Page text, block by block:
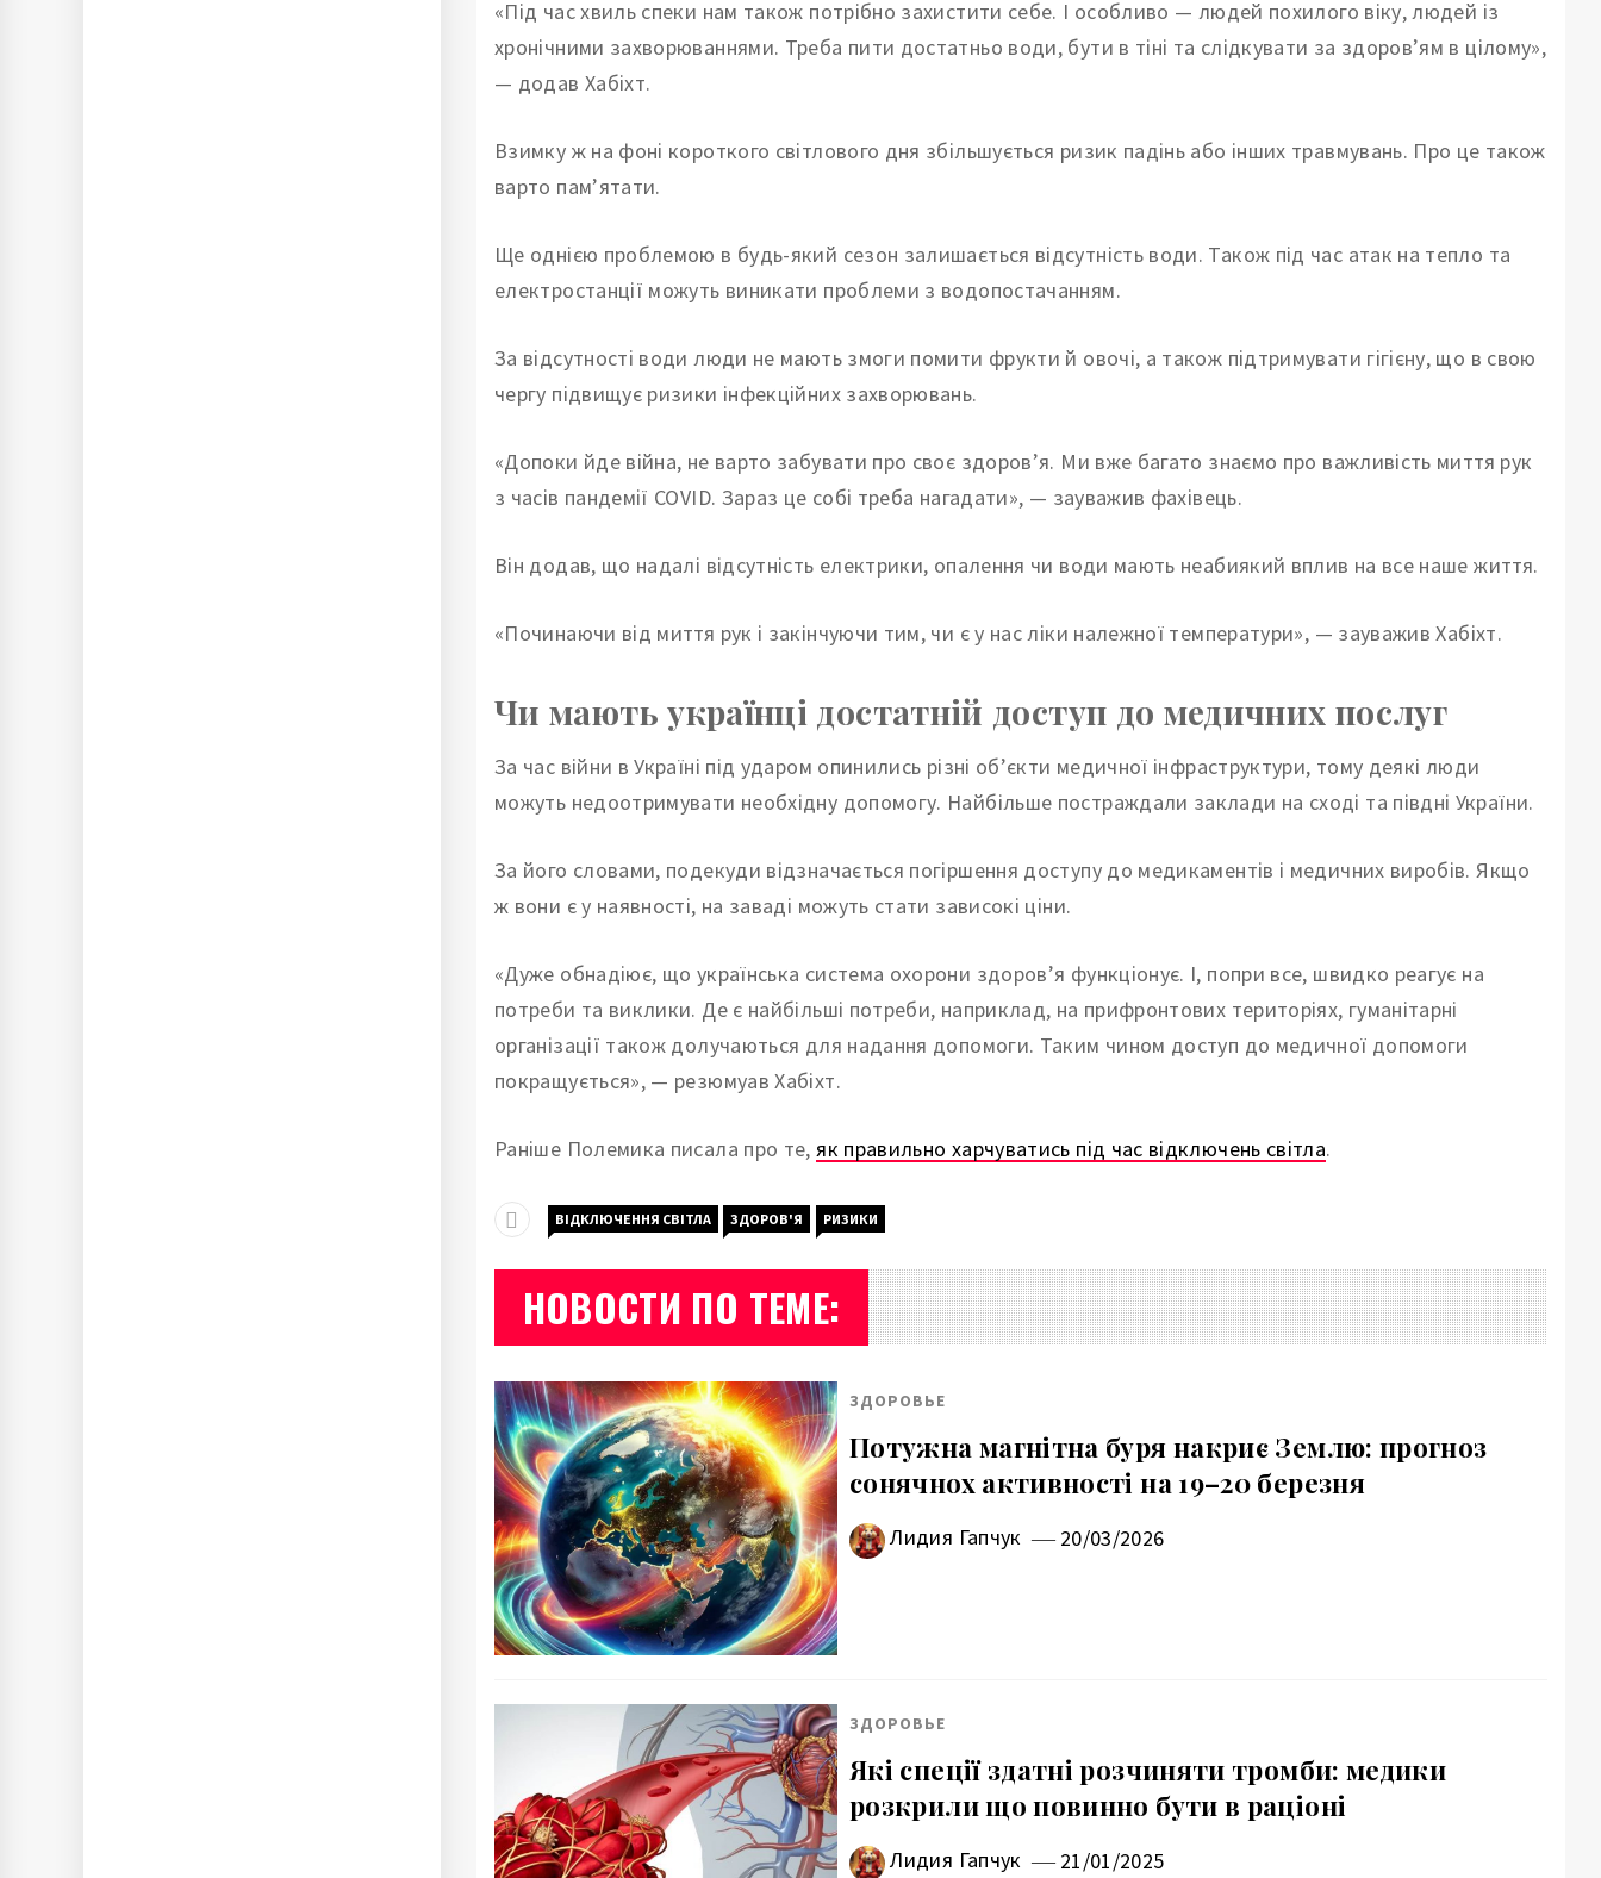
«Під час хвиль спеки нам також потрібно захистити себе. І особливо — людей похилого віку, людей із
хронічними захворюваннями. Треба пити достатньо води, бути в тіні та слідкувати за здоров’ям в цілому»,
— додав Хабіхт.
Взимку ж на фоні короткого світлового дня збільшується ризик падінь або інших травмувань. Про це також
варто пам’ятати.
Ще однією проблемою в будь-який сезон залишається відсутність води. Також під час атак на тепло та
електростанції можуть виникати проблеми з водопостачанням.
За відсутності води люди не мають змоги помити фрукти й овочі, а також підтримувати гігієну, що в свою
чергу підвищує ризики інфекційних захворювань.
«Допоки йде війна, не варто забувати про своє здоров’я. Ми вже багато знаємо про важливість миття рук
з часів пандемії COVID. Зараз це собі треба нагадати», — зауважив фахівець.
Він додав, що надалі відсутність електрики, опалення чи води мають неабиякий вплив на все наше життя.
«Починаючи від миття рук і закінчуючи тим, чи є у нас ліки належної температури», — зауважив Хабіхт.
Чи мають українці достатній доступ до медичних послуг
За час війни в Україні під ударом опинились різні об’єкти медичної інфраструктури, тому деякі люди
можуть недоотримувати необхідну допомогу. Найбільше постраждали заклади на сході та півдні України.
За його словами, подекуди відзначається погіршення доступу до медикаментів і медичних виробів. Якщо
ж вони є у наявності, на заваді можуть стати зависокі ціни.
«Дуже обнадіює, що українська система охорони здоров’я функціонує. І, попри все, швидко реагує на
потреби та виклики. Де є найбільші потреби, наприклад, на прифронтових територіях, гуманітарні
організації також долучаються для надання допомоги. Таким чином доступ до медичної допомоги
покращується», — резюмуав Хабіхт.
Раніше Полемика писала про те,як правильно харчуватись під час відключень світла.
ВІДКЛЮЧЕННЯ СВІТЛА ЗДОРОВ'Я РИЗИКИ
НОВОСТИ ПО ТЕМЕ:
ЗДОРОВЬЕ
Потужна магнітна буря накриє Землю: прогноз
сонячнох активності на 19–20 березня
Лидия Гапчук 20/03/2026
ЗДОРОВЬЕ
Які спеції здатні розчиняти тромби: медики
розкрили що повинно бути в раціоні
Лидия Гапчук 21/01/2025